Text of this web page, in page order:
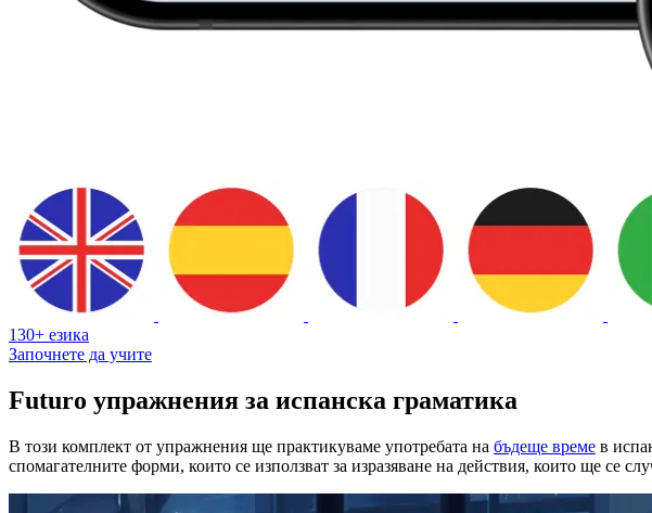
130+ езика
Започнете да учите
Futuro упражнения за испанска граматика
В този комплект от упражнения ще практикуваме употребата на бъдеще време в
спомагателните форми, които се използват за изразяване на действия, които ще се